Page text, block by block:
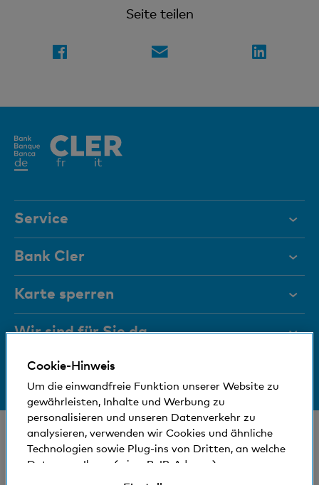
Seite teilen
deAktives
fr it
Service
Hilfe & Kontakt
Dokumente
Magazin
Führungsgremien
Medien
Sozial und umweltfreundlich
Bank Cler
Über uns
Investor Relations
Medien
Blog
Karte sperren
+41 (0)800 88 99 66
Wir sind für Sie da
Hilfe & Kontakt
Standorte und Bancomaten
Bankinfos
© Bank Cler AG
Rechtliche Bedingungen und Hinweise
Cookie-Hinweis
Um die einwandfreie Funktion unserer Website zu
gewährleisten, Inhalte und Werbung zu
personalisieren und unseren Datenverkehr zu
analysieren, verwenden wir Cookies und ähnliche
Technologien sowie Plug-ins von Dritten, an welche
Daten von Ihnen (wie z.B. IP-Adresse)